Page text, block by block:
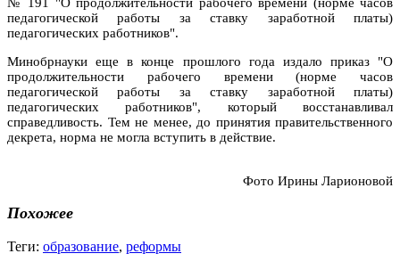
педагогической работы за ставку заработной платы)
педагогических работников".
Минобрнауки еще в конце прошлого года издало приказ "О
продолжительности рабочего времени (норме часов
педагогической работы за ставку заработной платы)
педагогических работников", который восстанавливал
справедливость. Тем не менее, до принятия правительственного
декрета, норма не могла вступить в действие.
Фото Ирины Ларионовой
Похожее
Теги: образование, реформы